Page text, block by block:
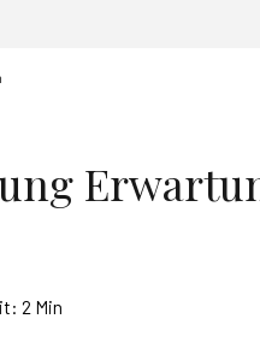
2 Min